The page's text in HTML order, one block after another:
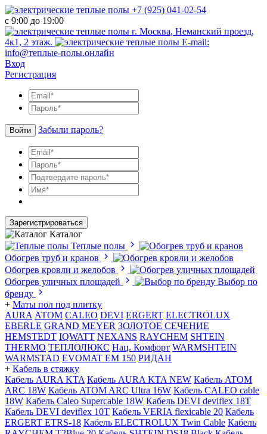
+7 (925) 041-02-54
с 9:00 до 19:00
г. Москва, Неманский проезд,
4к1, 2 этаж.
E-mail:
info@теплые-полы.онлайн
Вход
Регистрация
Войти Забыли пароль?
Зарегистрироваться
Каталог
Теплые полы
Обогрев труб и кранов
Обогрев кровли и желобов
Обогрев уличных площадей
Выбор по
бренду
+ Маты пол под плитку
AURA АТОМ CALEO DEVI ERGERT ELECTROLUX
EBERLE GRAND MEYER ЗОЛОТОЕ СЕЧЕНИЕ
HEMSTEDT IQWATT NEXANS RAYCHEM SHTEIN
THERMO ТЕПЛОЛЮКС Нац. Комфорт WARMSHTEIN
WARMSTAD EVOMAT EM 150 РИДАН
+ Кабель в стяжку
Кабель AURA KTA Кабель AURA KTA NEW Кабель ATOM
ARC 18W Кабель ATOM ARC Ultra 16W Кабель CALEO cable
18W Кабель Caleo Supercable 18W Кабель DEVI deviflex 18T
Кабель DEVI deviflex 10T Кабель VERIA flexicable 20 Кабель
ERGERT ETRS-18 Кабель ELECTROLUX Twin Cable Кабель